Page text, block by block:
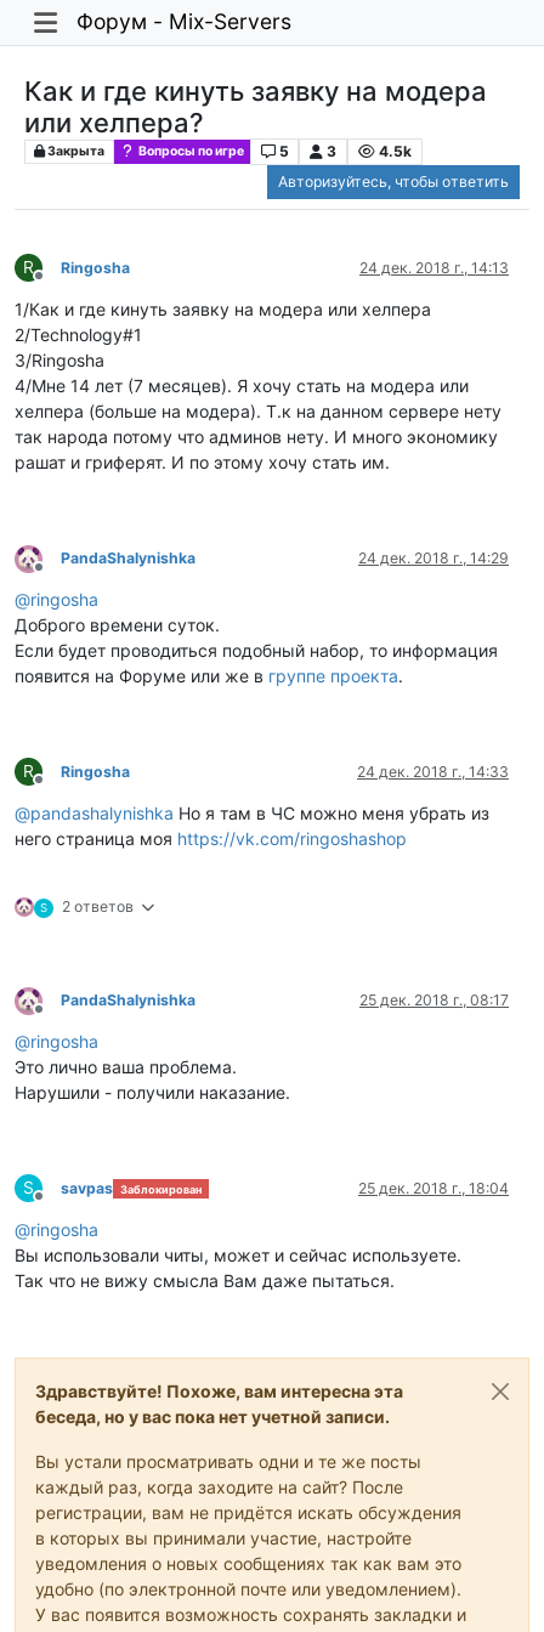
Форум - Mix-Servers
Как и где кинуть заявку на модера
или хелпера?
Закрыта Вопросы по игре 5 3
4.5k
Авторизуйтесь, чтобы ответить
R
Не в сети
Ringosha 24 дек. 2018 г., 14:13
1/Как и где кинуть заявку на модера или хелпера
2/Technology#1
3/Ringosha
4/Мне 14 лет (7 месяцев). Я хочу стать на модера или
хелпера (больше на модера). Т.к на данном сервере нету
так народа потому что админов нету. И много экономику
рашат и гриферят. И по этому хочу стать им.
Не в сети
PandaShalynishka 24 дек. 2018 г., 14:29
@ringosha
Доброго времени суток.
Если будет проводиться подобный набор, то информация
появится на Форуме или же в группе проекта.
R
Не в сети
Ringosha 24 дек. 2018 г., 14:33
@pandashalynishka Но я там в ЧС можно меня убрать из
него страница моя https://vk.com/ringoshashop
S 2 ответов
Не в сети
PandaShalynishka 25 дек. 2018 г., 08:17
@ringosha
Это лично ваша проблема.
Нарушили - получили наказание.
S
Не в сети
savpas Заблокирован 25 дек. 2018 г., 18:04
@ringosha
Вы использовали читы, может и сейчас используете.
Так что не вижу смысла Вам даже пытаться.
Здравствуйте! Похоже, вам интересна эта
беседа, но у вас пока нет учетной записи.
Вы устали просматривать одни и те же посты
каждый раз, когда заходите на сайт? После
регистрации, вам не придётся искать обсуждения
в которых вы принимали участие, настройте
уведомления о новых сообщениях так как вам это
удобно (по электронной почте или уведомлением).
У вас появится возможность сохранять закладки и